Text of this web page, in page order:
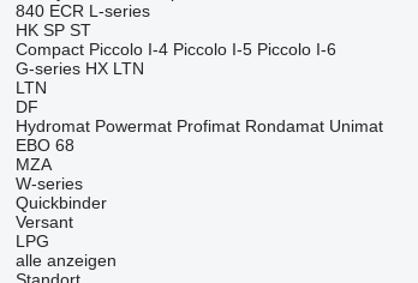
840 ECR L-series
HK SP ST
Compact Piccolo I-4 Piccolo I-5 Piccolo I-6
G-series HX LTN
LTN
DF
Hydromat Powermat Profimat Rondamat Unimat
EBO 68
MZA
W-series
Quickbinder
Versant
LPG
alle anzeigen